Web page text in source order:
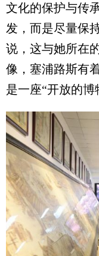
文化的保护与传
发，而是尽量保
说，这与她所在
像，塞浦路斯有
是一座“开放的博